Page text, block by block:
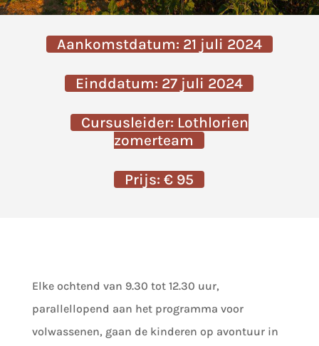
Aankomstdatum: 21 juli 2024
Einddatum: 27 juli 2024
Cursusleider: Lothlorien
zomerteam
Prijs: € 95
Elke ochtend van 9.30 tot 12.30 uur,
parallellopend aan het programma voor
volwassenen, gaan de kinderen op avontuur in